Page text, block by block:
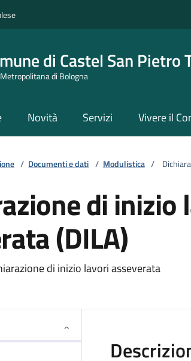
di Castel San Pietro
di Bologna
Novità Servizi Vivere il
/ Documenti e dati / Modulistica /
di inizio
(DILA)
di inizio lavori asseverata